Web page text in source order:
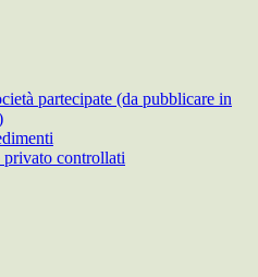
partecipate (da pubblicare in
controllati